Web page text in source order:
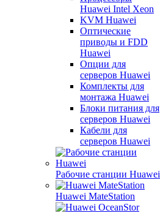
Huawei Intel Xeon
KVM Huawei
Оптические
приводы и FDD
Huawei
Опции для
серверов Huawei
Комплекты для
монтажа Huawei
Блоки питания для
серверов Huawei
Кабели для
серверов Huawei
Рабочие станции Huawei
Huawei MateStation